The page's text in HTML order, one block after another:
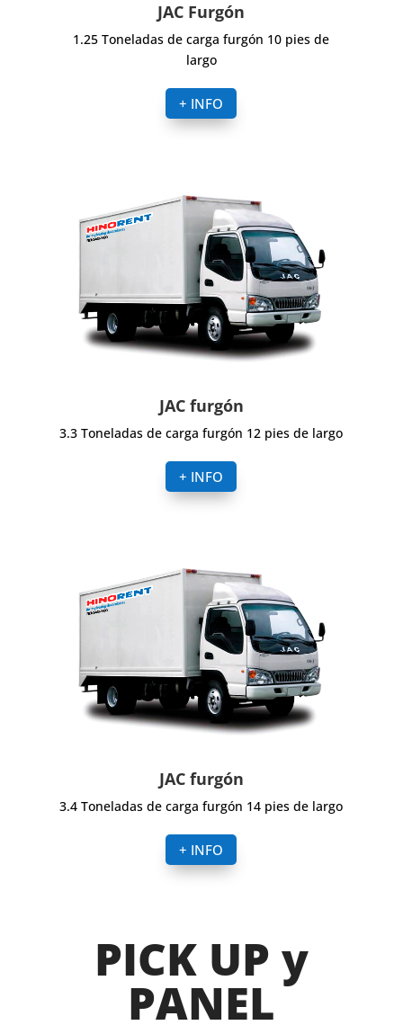
JAC Furgón
1.25 Toneladas de carga furgón 10 pies de
largo
+ INFO
JAC furgón
3.3 Toneladas de carga furgón 12 pies de largo
+ INFO
JAC furgón
3.4 Toneladas de carga furgón 14 pies de largo
+ INFO
PICK UP y
PANEL